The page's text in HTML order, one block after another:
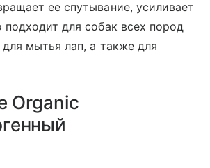
ее спутывание, усиливает
подходит для собак всех пород
мытья лап, а также для
Organic